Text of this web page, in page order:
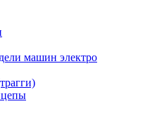
машин электро